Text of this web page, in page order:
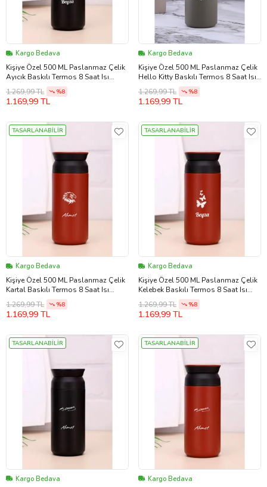
Kargo Bedava
Kişiye Özel 500 ML Paslanmaz Çelik
Ayıcık Baskılı Termos 8 Saat Isı
Koruma Kahve ve Çay Termosu
(Siyah)
1.269,99 TL %8
1.169,99 TL
Kargo Bedava
Kişiye Özel 500 ML Paslanmaz Çelik
Hello Kitty Baskılı Termos 8 Saat Isı
Koruma Kahve ve Çay Termosu (Bej)
1.269,99 TL %8
1.169,99 TL
TASARLANABİLİR
Kargo Bedava
Kişiye Özel 500 ML Paslanmaz Çelik
Kartal Baskılı Termos 8 Saat Isı
(Kırmızı)
1.269,99 TL %8
1.169,99 TL
TASARLANABİLİR
Kargo Bedava
Kişiye Özel 500 ML Paslanmaz Çelik
Kelebek Baskılı Termos 8 Saat Isı
(Kırmızı)
1.269,99 TL %8
1.169,99 TL
TASARLANABİLİR
Kargo Bedava
TASARLANABİLİR
Kargo Bedava